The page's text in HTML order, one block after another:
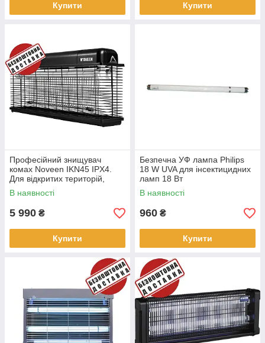
Купити Купити
Професійний знищувач
комах Noveen IKN45 IPX4.
Для відкритих територій,
інсектицидна лампа
В наявності
5 990 ₴
Купити
Безпечна УФ лампа Philips
18 W UVA для інсектицидних
ламп 18 Вт
В наявності
960 ₴
Купити